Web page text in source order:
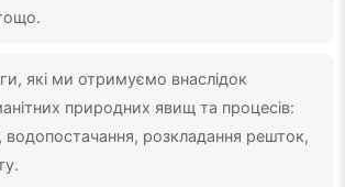
які ми отримуємо внаслідок
природних явищ та процесів:
розкладання решток,